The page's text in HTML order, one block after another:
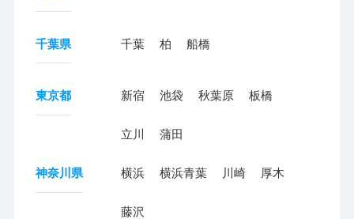
千葉県 千葉 柏 船橋
東京都 新宿 池袋 秋葉原 板橋
立川 蒲田
神奈川県 横浜 横浜青葉 川崎 厚木
藤沢